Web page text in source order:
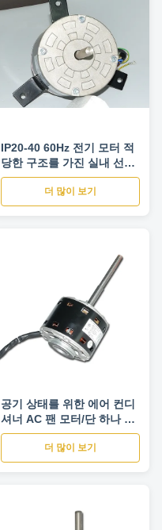
IP20-40 60Hz 전기 모터 적
당한 구조를 가진 실내 선풍
기 모터
더 많이 보기
공기 상태를 위한 에어 컨디
셔너 AC 팬 모터/단 하나 갱
구 실내 단위 팬 모터
더 많이 보기